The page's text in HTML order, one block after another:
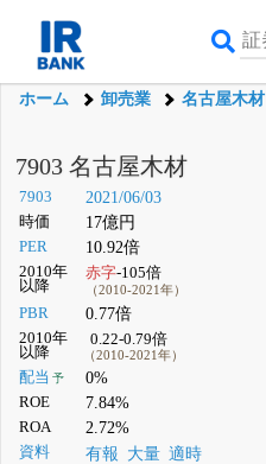
ホーム 卸売業 名古屋木材
7903 名古屋木材
7903 2021/06/03
時価 17億円
PER 10.92倍
2010年
以降
赤字-105倍
（2010-2021年）
PBR 0.77倍
2010年
以降
0.22-0.79倍
（2010-2021年）
配当 予 0%
ROE 7.84%
ROA 2.72%
資料 有報 大量 適時